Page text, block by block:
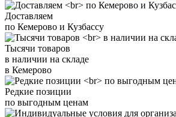
Доставляем
по Кемерово и Кузбассу
Тысячи товаров
в наличии на складе
в Кемерово
Редкие позиции
по выгодным ценам